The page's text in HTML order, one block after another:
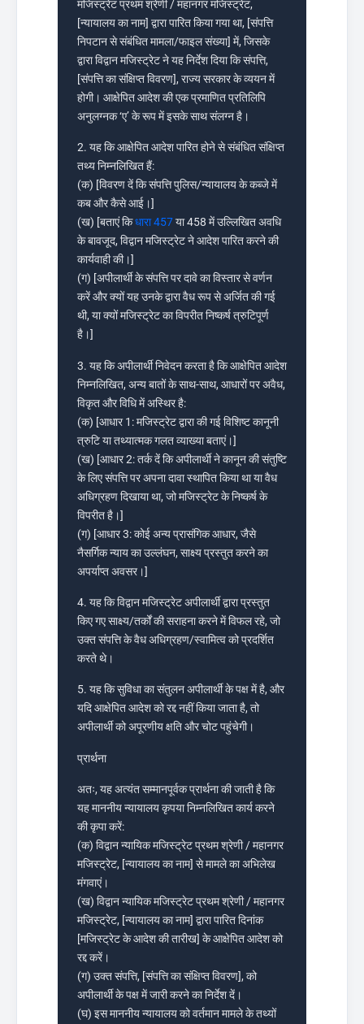
मजिस्ट्रेट प्रथम श्रेणी / महानगर मजिस्ट्रेट,
[न्यायालय का नाम] द्वारा पारित किया गया था, [संपत्ति
निपटान से संबंधित मामला/फाइल संख्या] में, जिसके
द्वारा विद्वान मजिस्ट्रेट ने यह निर्देश दिया कि संपत्ति,
[संपत्ति का संक्षिप्त विवरण], राज्य सरकार के व्ययन में
होगी। आक्षेपित आदेश की एक प्रमाणित प्रतिलिपि
अनुलग्नक ‘ए’ के रूप में इसके साथ संलग्न है।
2. यह कि आक्षेपित आदेश पारित होने से संबंधित संक्षिप्त
तथ्य निम्नलिखित हैं:
(क) [विवरण दें कि संपत्ति पुलिस/न्यायालय के कब्जे में
कब और कैसे आई।]
(ख) [बताएं किधारा 457या 458 में उल्लिखित अवधि
के बावजूद, विद्वान मजिस्ट्रेट ने आदेश पारित करने की
कार्यवाही की।]
(ग) [अपीलार्थी के संपत्ति पर दावे का विस्तार से वर्णन
करें और क्यों यह उनके द्वारा वैध रूप से अर्जित की गई
थी, या क्यों मजिस्ट्रेट का विपरीत निष्कर्ष त्रुटिपूर्ण
है।]
3. यह कि अपीलार्थी निवेदन करता है कि आक्षेपित आदेश
निम्नलिखित, अन्य बातों के साथ-साथ, आधारों पर अवैध,
विकृत और विधि में अस्थिर है:
(क) [आधार 1: मजिस्ट्रेट द्वारा की गई विशिष्ट कानूनी
त्रुटि या तथ्यात्मक गलत व्याख्या बताएं।]
(ख) [आधार 2: तर्क दें कि अपीलार्थी ने कानून की संतुष्टि
के लिए संपत्ति पर अपना दावा स्थापित किया था या वैध
अधिग्रहण दिखाया था, जो मजिस्ट्रेट के निष्कर्ष के
विपरीत है।]
(ग) [आधार 3: कोई अन्य प्रासंगिक आधार, जैसे
नैसर्गिक न्याय का उल्लंघन, साक्ष्य प्रस्तुत करने का
अपर्याप्त अवसर।]
4. यह कि विद्वान मजिस्ट्रेट अपीलार्थी द्वारा प्रस्तुत
किए गए साक्ष्य/तर्कों की सराहना करने में विफल रहे, जो
उक्त संपत्ति के वैध अधिग्रहण/स्वामित्व को प्रदर्शित
करते थे।
5. यह कि सुविधा का संतुलन अपीलार्थी के पक्ष में है, और
यदि आक्षेपित आदेश को रद्द नहीं किया जाता है, तो
अपीलार्थी को अपूरणीय क्षति और चोट पहुंचेगी।
प्रार्थना
अतः, यह अत्यंत सम्मानपूर्वक प्रार्थना की जाती है कि
यह माननीय न्यायालय कृपया निम्नलिखित कार्य करने
की कृपा करें:
(क) विद्वान न्यायिक मजिस्ट्रेट प्रथम श्रेणी / महानगर
मजिस्ट्रेट, [न्यायालय का नाम] से मामले का अभिलेख
मंगवाएं।
(ख) विद्वान न्यायिक मजिस्ट्रेट प्रथम श्रेणी / महानगर
मजिस्ट्रेट, [न्यायालय का नाम] द्वारा पारित दिनांक
[मजिस्ट्रेट के आदेश की तारीख] के आक्षेपित आदेश को
रद्द करें।
(ग) उक्त संपत्ति, [संपत्ति का संक्षिप्त विवरण], को
अपीलार्थी के पक्ष में जारी करने का निर्देश दें।
(घ) इस माननीय न्यायालय को वर्तमान मामले के तथ्यों